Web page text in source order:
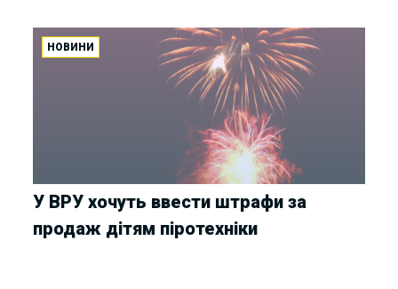
НОВИНИ
У ВРУ хочуть ввести штрафи за
продаж дітям піротехніки